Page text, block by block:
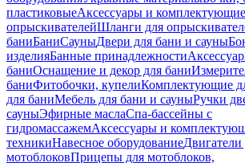
пластиковыеАксессуары и
опрыскивателейШланги для
баниБаниСауныДвери для бани и сауны
изделияБанные принадлежности
баниОснащение и декор для бани
баниФитобочки, купелиКомплектующие
для баниМебель для бани и сауныРучки
сауныЭфирные маслаСпа-бассейны с
гидромассажемАксессуары и
техникиНавесное оборудованиеДвигатели
мотоблоковПрицепы для мотоблоков,